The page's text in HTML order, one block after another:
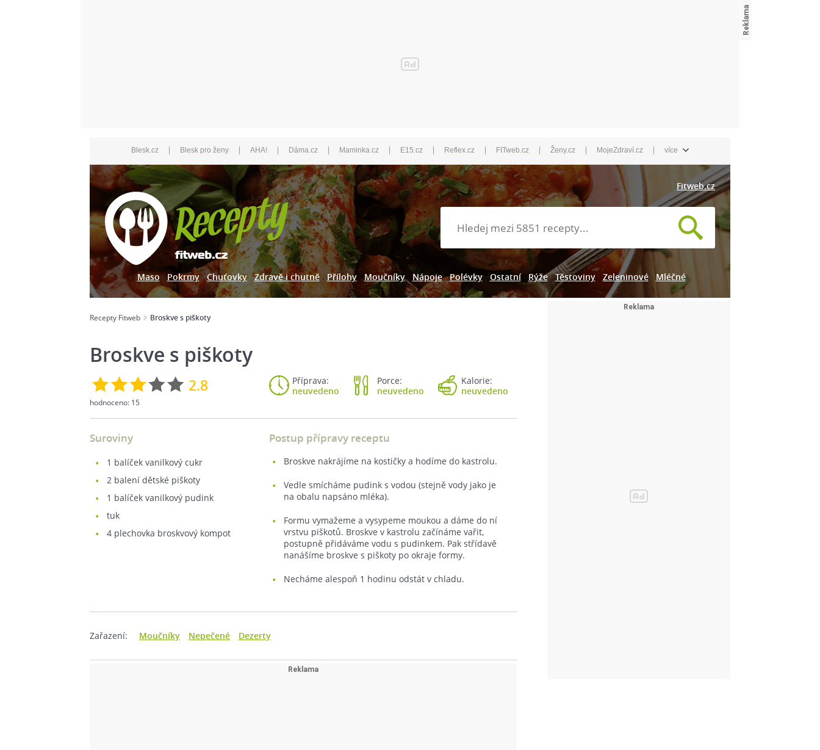
Blesk.cz | Blesk pro ženy | AHA! | Dáma.cz | Maminka.cz | E15.cz | Reflex.cz | FITweb.cz | Ženy.cz | MojeZdraví.cz | více
Fitweb.cz
Maso Pokrmy Chuťovky Zdravě i chutně Přílohy Moučníky Nápoje Polévky Ostatní Rýže Těstoviny Zeleninové Mléčné
Recepty Fitweb Broskve s piškoty
Broskve s piškoty
2.8
hodnoceno: 15
Příprava:
neuvedeno
Porce:
neuvedeno
Kalorie:
neuvedeno
Suroviny
1 balíček vanilkový cukr
2 balení dětské piškoty
1 balíček vanilkový pudink
tuk
4 plechovka broskvový kompot
Postup přípravy receptu
Broskve nakrájíme na kostičky a hodíme do kastrolu.
Vedle smícháme pudink s vodou (stejně vody jako je
na obalu napsáno mléka).
Formu vymažeme a vysypeme moukou a dáme do ní
vrstvu piškotů. Broskve v kastrolu začínáme vařit,
postupně přidáváme vodu s pudinkem. Pak střídavě
nanášíme broskve s piškoty po okraje formy.
Necháme alespoň 1 hodinu odstát v chladu.
Zařazení: Moučníky Nepečené Dezerty